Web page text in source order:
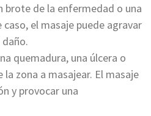
brote de la enfermedad o una
el masaje puede agravar
quemadura, una úlcera o
zona a masajear. El masaje
y provocar una